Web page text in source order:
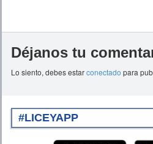
Déjanos tu
Lo siento, debes estarconectado para
#LICEYAPP